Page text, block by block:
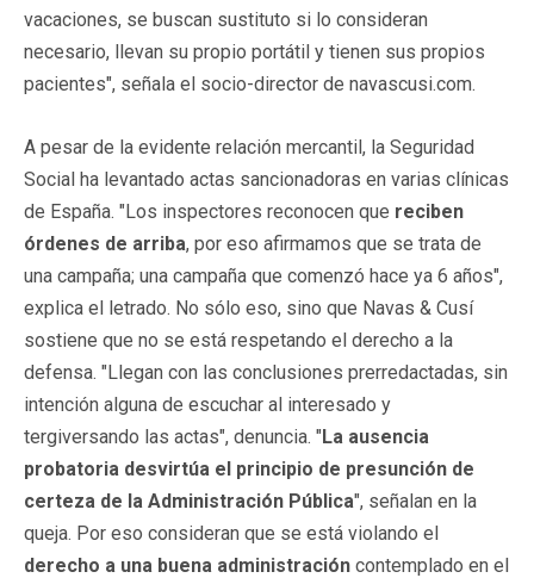
vacaciones, se buscan sustituto si lo consideran
necesario, llevan su propio portátil y tienen sus propios
pacientes", señala el socio-director de navascusi.com.
A pesar de la evidente relación mercantil, la Seguridad
Social ha levantado actas sancionadoras en varias clínicas
de España. "Los inspectores reconocen que reciben
órdenes de arriba, por eso afirmamos que se trata de
una campaña; una campaña que comenzó hace ya 6 años",
explica el letrado. No sólo eso, sino que Navas & Cusí
sostiene que no se está respetando el derecho a la
defensa. "Llegan con las conclusiones prerredactadas, sin
intención alguna de escuchar al interesado y
tergiversando las actas", denuncia. "La ausencia
probatoria desvirtúa el principio de presunción de
certeza de la Administración Pública", señalan en la
queja. Por eso consideran que se está violando el
derecho a una buena administración contemplado en el